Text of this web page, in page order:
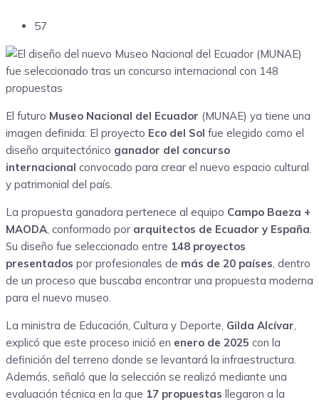
57
El futuro Museo Nacional del Ecuador (MUNAE) ya tiene una
imagen definida. El proyecto Eco del Sol fue elegido como el
diseño arquitectónico ganador del concurso
internacional convocado para crear el nuevo espacio cultural
y patrimonial del país.
La propuesta ganadora pertenece al equipo Campo Baeza +
MAODA, conformado por arquitectos de Ecuador y España.
Su diseño fue seleccionado entre 148 proyectos
presentados por profesionales de más de 20 países, dentro
de un proceso que buscaba encontrar una propuesta moderna
para el nuevo museo.
La ministra de Educación, Cultura y Deporte, Gilda Alcívar,
explicó que este proceso inició en enero de 2025 con la
definición del terreno donde se levantará la infraestructura.
Además, señaló que la selección se realizó mediante una
evaluación técnica en la que 17 propuestas llegaron a la